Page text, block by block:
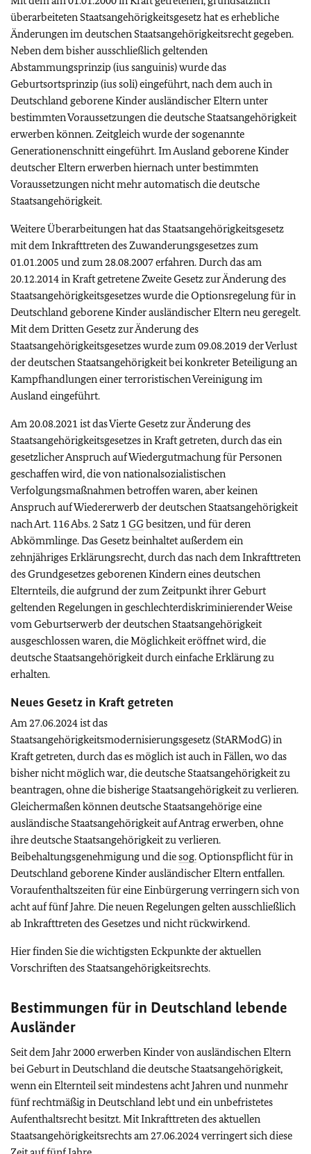
überarbeiteten Staatsangehörigkeitsgesetz hat es erhebliche
Änderungen im deutschen Staatsangehörigkeitsrecht gegeben.
Neben dem bisher ausschließlich geltenden
Abstammungsprinzip (ius sanguinis) wurde das
Geburtsortsprinzip (ius soli) eingeführt, nach dem auch in
Deutschland geborene Kinder ausländischer Eltern unter
bestimmten Voraussetzungen die deutsche Staatsangehörigkeit
erwerben können. Zeitgleich wurde der sogenannte
Generationenschnitt eingeführt. Im Ausland geborene Kinder
deutscher Eltern erwerben hiernach unter bestimmten
Voraussetzungen nicht mehr automatisch die deutsche
Staatsangehörigkeit.
Weitere Überarbeitungen hat das Staatsangehörigkeitsgesetz
mit dem Inkrafttreten des Zuwanderungsgesetzes zum
01.01.2005 und zum 28.08.2007 erfahren. Durch das am
20.12.2014 in Kraft getretene Zweite Gesetz zur Änderung des
Staatsangehörigkeitsgesetzes wurde die Optionsregelung für in
Deutschland geborene Kinder ausländischer Eltern neu geregelt.
Mit dem Dritten Gesetz zur Änderung des
Staatsangehörigkeitsgesetzes wurde zum 09.08.2019 der Verlust
der deutschen Staatsangehörigkeit bei konkreter Beteiligung an
Kampfhandlungen einer terroristischen Vereinigung im
Ausland eingeführt.
Am 20.08.2021 ist das Vierte Gesetz zur Änderung des
Staatsangehörigkeitsgesetzes in Kraft getreten, durch das ein
gesetzlicher Anspruch auf Wiedergutmachung für Personen
geschaffen wird, die von nationalsozialistischen
Verfolgungsmaßnahmen betroffen waren, aber keinen
Anspruch auf Wiedererwerb der deutschen Staatsangehörigkeit
nach Art. 116 Abs. 2 Satz 1 GGbesitzen, und für deren
Abkömmlinge. Das Gesetz beinhaltet außerdem ein
zehnjähriges Erklärungsrecht, durch das nach dem Inkrafttreten
des Grundgesetzes geborenen Kindern eines deutschen
Elternteils, die aufgrund der zum Zeitpunkt ihrer Geburt
geltenden Regelungen in geschlechterdiskriminierender Weise
vom Geburtserwerb der deutschen Staatsangehörigkeit
ausgeschlossen waren, die Möglichkeit eröffnet wird, die
deutsche Staatsangehörigkeit durch einfache Erklärung zu
erhalten.
Neues Gesetz in Kraft getreten
Am 27.06.2024 ist das
Staatsangehörigkeitsmodernisierungsgesetz (StARModG) in
Kraft getreten, durch das es möglich ist auch in Fällen, wo das
bisher nicht möglich war, die deutsche Staatsangehörigkeit zu
beantragen, ohne die bisherige Staatsangehörigkeit zu verlieren.
Gleichermaßen können deutsche Staatsangehörige eine
ausländische Staatsangehörigkeit auf Antrag erwerben, ohne
ihre deutsche Staatsangehörigkeit zu verlieren.
Beibehaltungsgenehmigung und diesog.Optionspflicht für in
Deutschland geborene Kinder ausländischer Eltern entfallen.
Voraufenthaltszeiten für eine Einbürgerung verringern sich von
acht auf fünf Jahre. Die neuen Regelungen gelten ausschließlich
ab Inkrafttreten des Gesetzes und nicht rückwirkend.
Hier finden Sie die wichtigsten Eckpunkte der aktuellen
Vorschriften des Staatsangehörigkeitsrechts.
Bestimmungen für in Deutschland lebende
Ausländer
Seit dem Jahr 2000 erwerben Kinder von ausländischen Eltern
bei Geburt in Deutschland die deutsche Staatsangehörigkeit,
wenn ein Elternteil seit mindestens acht Jahren und nunmehr
fünf rechtmäßig in Deutschland lebt und ein unbefristetes
Aufenthaltsrecht besitzt.Mit Inkrafttreten des aktuellen
Staatsangehörigkeitsrechts am 27.06.2024 verringert sich diese